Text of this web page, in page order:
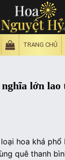
TRANG CHỦ
lớn lao
hoa khá
quê thanh